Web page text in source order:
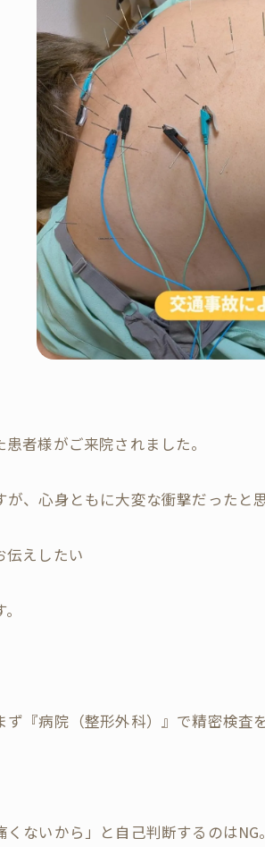
者様がご来院されました。
、心身ともに大変な衝撃だったと思
えしたい
『病院（整形外科）』で精密検査
くないから」と自己判断するのは